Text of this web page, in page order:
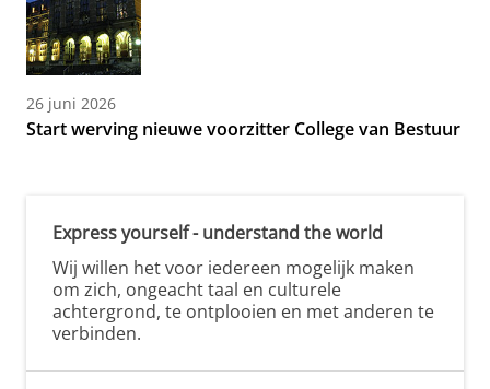
26 juni 2026
Start werving nieuwe voorzitter College van Bestuur
Express yourself - understand the world
Wij willen het voor iedereen mogelijk maken
om zich, ongeacht taal en culturele
achtergrond, te ontplooien en met anderen te
verbinden.